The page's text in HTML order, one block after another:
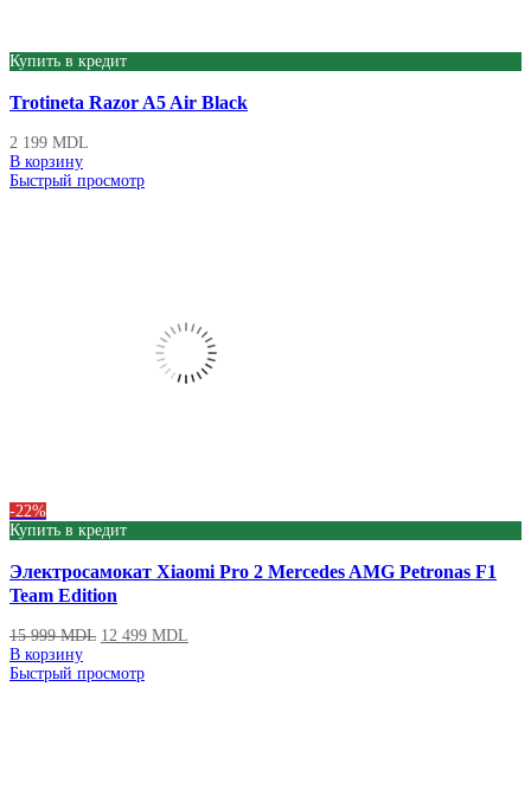
Купить в кредит
Trotineta Razor A5 Air Black
2 199 MDL
В корзину
Быстрый просмотр
-22%
Купить в кредит
Электросамокат Xiaomi Pro 2 Mercedes AMG Petronas F1
Team Edition
15 999MDL 12 499 MDL
В корзину
Быстрый просмотр